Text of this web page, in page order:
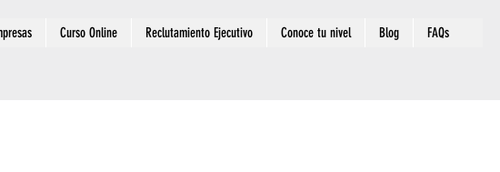
Curso Online Reclutamiento Ejecutivo Conoce tu nivel Blog FAQs